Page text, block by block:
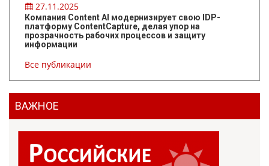
27.11.2025
Компания Content AI модернизирует свою IDP-
платформу ContentCapture, делая упор на
прозрачность рабочих процессов и защиту
информации
Все публикации
ВАЖНОЕ